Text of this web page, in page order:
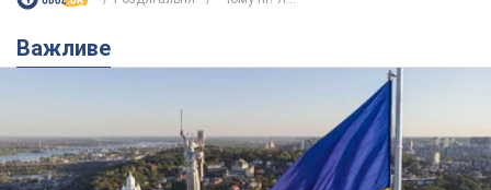
Якою була оригінальна версія гімну України та
чому її боялася Російська імперія: про це не
Державним символом є тільки перший куплет та приспів пісні
годину тому 2,4 т.